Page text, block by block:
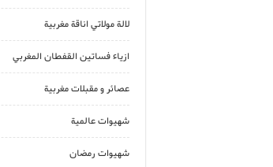
لالة مولاتي اناقة مغربية
ازياء فساتين القفطان المغربي
عصائر و مقبلات مغربية
شهيوات عالمية
شهيوات رمضان